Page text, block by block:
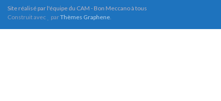
Site réalisé par l'équipe du CAM - Bon Meccano à tous
Construit avec
parThèmes Graphene